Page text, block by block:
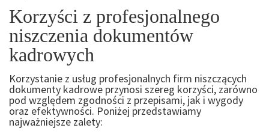
Korzyści z profesjonalnego
niszczenia dokumentów
kadrowych
Korzystanie z usług profesjonalnych firm niszczących
dokumenty kadrowe przynosi szereg korzyści, zarówno
pod względem zgodności z przepisami, jak i wygody
oraz efektywności. Poniżej przedstawiamy
najważniejsze zalety: